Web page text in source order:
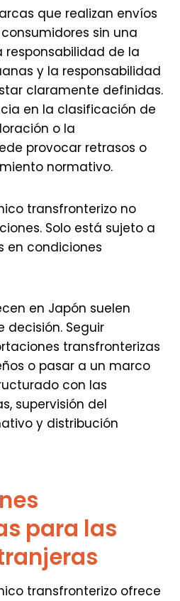
que realizan envíos
sin una
de la
y la responsabilidad
claramente definidas.
en la clasificación de
o la
provocar retrasos o
normativo.
transfronterizo no
Solo está sujeto a
en condiciones
en Japón suelen
decisión. Seguir
transfronterizas
o pasar a un marco
con las
supervisión del
y distribución
para las
transfronterizo ofrece